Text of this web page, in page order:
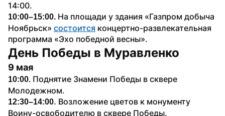
14:00.
10:00–15:00. На площади у здания «Газпром добыча
Ноябрьск» состоится концертно-развлекательная
программа «Эхо победной весны».
День Победы в Муравленко
9 мая
10:00. Поднятие Знамени Победы в сквере
Молодежном.
12:30–14:00. Возложение цветов к монументу
Воину-освободителю в сквере Победы.